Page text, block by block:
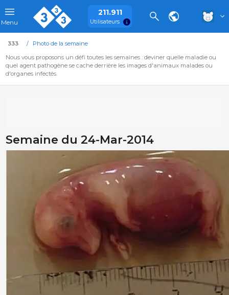
Menu
211.911
Utilisateurs
333
Photo de la semaine
Nous vous proposons un défi toutes les semaines : deviner quelle maladie ou
quel agent pathogène se cache derrière les images d'animaux malades ou
d'organes infectés.
Semaine du 24-Mar-2014